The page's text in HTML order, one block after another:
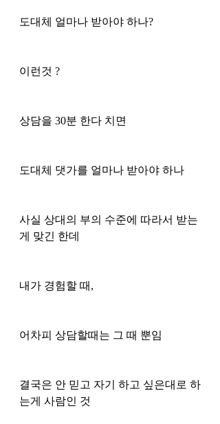
도대체 얼마나 받아야 하나?
이런것 ?
상담을 30분 한다 치면
도대체 댓가를 얼마나 받아야 하나
사실 상대의 부의 수준에 따라서 받는
게 맞긴 한데
내가 경험할 때,
어차피 상담할때는 그 때 뿐임
결국은 안 믿고 자기 하고 싶은대로 하
는게 사람인 것